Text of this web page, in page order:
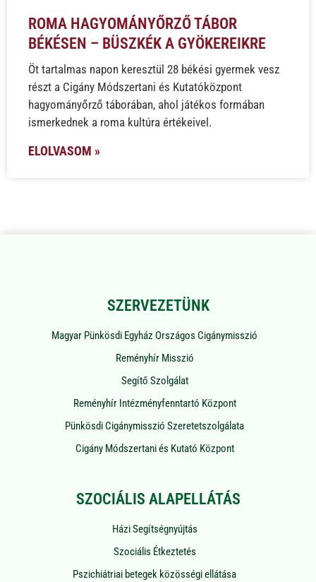
ROMA HAGYOMÁNYŐRZŐ TÁBOR
BÉKÉSEN – BÜSZKÉK A GYÖKEREIKRE
Öt tartalmas napon keresztül 28 békési gyermek vesz
részt a Cigány Módszertani és Kutatóközpont
hagyományőrző táborában, ahol játékos formában
ismerkednek a roma kultúra értékeivel.
ELOLVASOM »
SZERVEZETÜNK
Magyar Pünkösdi Egyház Országos Cigánymisszió
Reményhír Misszió
Segítő Szolgálat
Reményhír Intézményfenntartó Központ
Pünkösdi Cigánymisszió Szeretetszolgálata
Cigány Módszertani és Kutató Központ
SZOCIÁLIS ALAPELLÁTÁS
Házi Segítségnyújtás
Szociális Étkeztetés
Pszichiátriai betegek közösségi ellátása